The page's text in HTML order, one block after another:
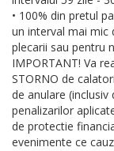
• 100% din pretul
un interval mai mic
plecarii sau pentru
IMPORTANT! Va
STORNO de
de anulare
penalizarilor
de protectie
evenimente ce